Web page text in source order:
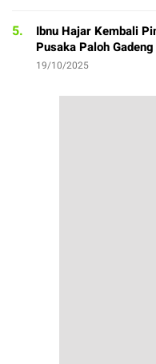
5.
Ibnu Hajar Kembali
Pusaka Paloh
19/10/2025